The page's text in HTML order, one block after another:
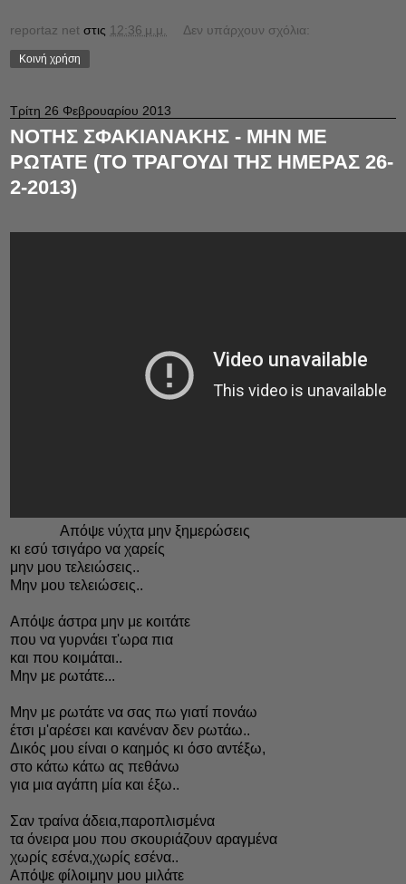
reportaz net στις 12:36 μ.μ. Δεν υπάρχουν σχόλια:
Κοινή χρήση
Τρίτη 26 Φεβρουαρίου 2013
ΝΟΤΗΣ ΣΦΑΚΙΑΝΑΚΗΣ - ΜΗΝ ΜΕ
ΡΩΤΑΤΕ (ΤΟ ΤΡΑΓΟΥΔΙ ΤΗΣ ΗΜΕΡΑΣ 26-
2-2013)
Απόψε νύχτα μην ξημερώσεις
κι εσύ τσιγάρο να χαρείς
μην μου τελειώσεις..
Μην μου τελειώσεις..
Απόψε άστρα μην με κοιτάτε
που να γυρνάει τ'ωρα πια
και που κοιμάται..
Μην με ρωτάτε...
Μην με ρωτάτε να σας πω γιατί πονάω
έτσι μ'αρέσει και κανέναν δεν ρωτάω..
Δικός μου είναι ο καημός κι όσο αντέξω,
στο κάτω κάτω ας πεθάνω
για μια αγάπη μία και έξω..
Σαν τραίνα άδεια,παροπλισμένα
τα όνειρα μου που σκουριάζουν αραγμένα
χωρίς εσένα,χωρίς εσένα..
Απόψε φίλοιμην μου μιλάτε